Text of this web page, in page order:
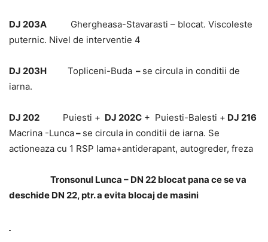
DJ 203A Ghergheasa-Stavarasti – blocat. Viscoleste
puternic. Nivel de interventie 4
DJ 203H Topliceni-Buda – se circula in conditii de
iarna.
DJ 202 Puiesti + DJ 202C + Puiesti-Balesti + DJ 216
Macrina -Lunca– se circula in conditii de iarna. Se
actioneaza cu 1 RSP lama+antiderapant, autogreder, freza
Tronsonul Lunca – DN 22 blocat pana ce se va
deschide DN 22, ptr. a evita blocaj de masini